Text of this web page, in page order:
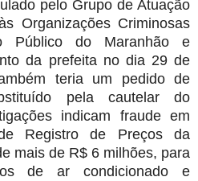
pelo Grupo de Atuação
Organizações Criminosas
Público do Maranhão e
da prefeita no dia 29 de
teria um pedido de
pela cautelar do
indicam fraude em
Registro de Preços da
mais de R$ 6 milhões, para
de ar condicionado e